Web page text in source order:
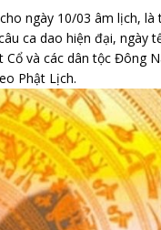
ngày 10/03 âm lịch, là
ca dao hiện đại, ngày
và các dân tộc Đông
Phật Lịch.